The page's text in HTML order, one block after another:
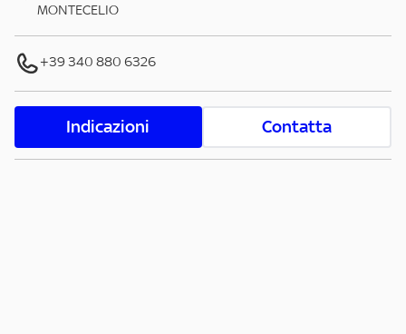
MONTECELIO
+39 340 880 6326
Indicazioni Contatta